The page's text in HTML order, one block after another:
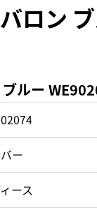
ロン
ルー
ー
ース